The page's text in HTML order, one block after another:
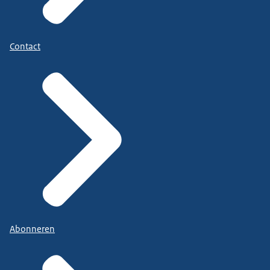
Contact
Abonneren